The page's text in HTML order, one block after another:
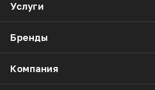
Услуги
Бренды
Компания